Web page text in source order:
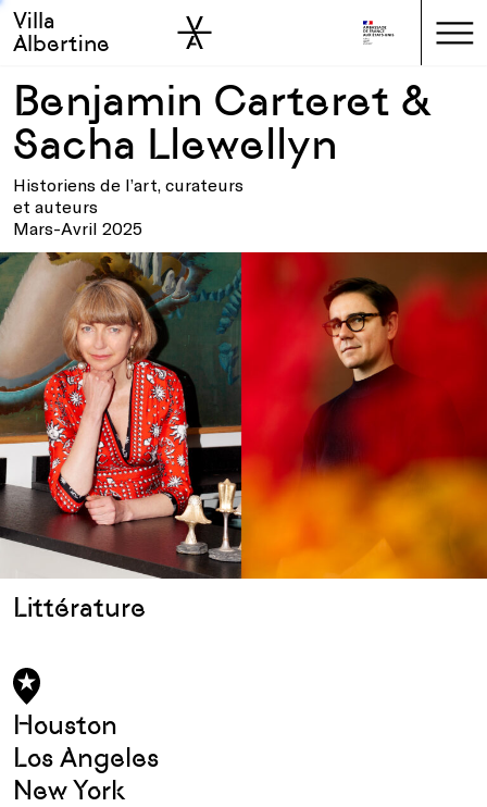
Skip to main
Skip to sidebar
Villa
Albertine
Benjamin Carteret &
Sacha Llewellyn
Historiens de l’art, curateurs
et auteurs
Mars-Avril 2025
Littérature
Houston
Los Angeles
New York